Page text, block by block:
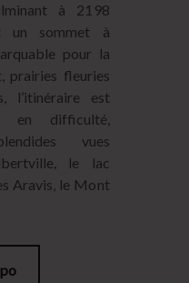
à 2198
un sommet à
pour la
prairies fleuries
l’itinéraire est
en difficulté,
vues
le lac
Aravis, le Mont